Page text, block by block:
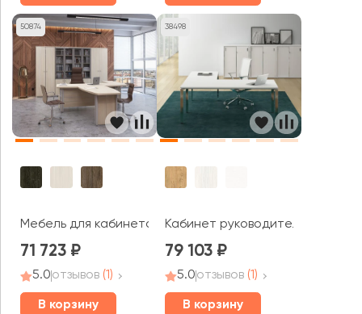
50874
Мебель для кабинета руководителя Vasanta
71 723
5.0отзывов (1)
В корзину
38498
Кабинет руководителя GLOSS
79 103
5.0отзывов (1)
В корзину